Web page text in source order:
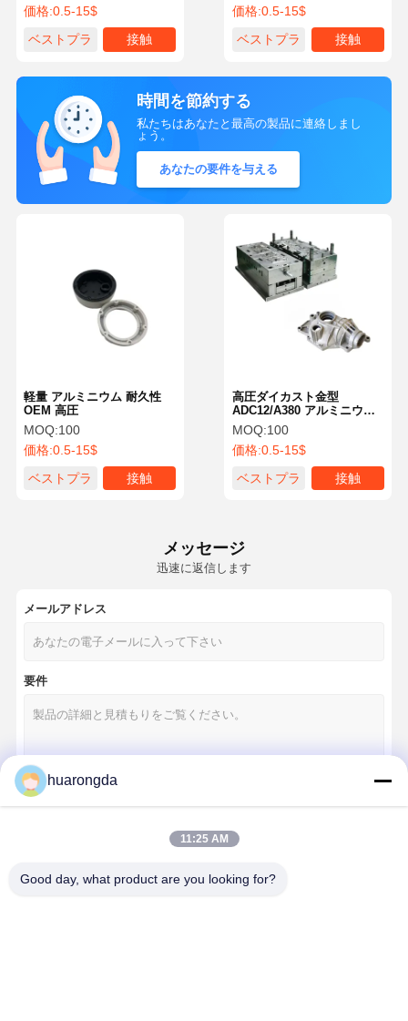
価格:0.5-15$
ベストプラ
接触
価格:0.5-15$
ベストプラ
接触
時間を節約する
私たちはあなたと最高の製品に連絡しまし
ょう。
あなたの要件を与える
高圧ダイカスト金型
ADC12/A380 アルミニウム
ダイカストサービス カスタ
ムOEM部品
MOQ:100
価格:0.5-15$
ベストプラ
接触
軽量 アルミニウム 耐久性
OEM 高圧
MOQ:100
価格:0.5-15$
ベストプラ
接触
メッセージ
迅速に返信します
メールアドレス
要件
huarongda
11:25 AM
Good day, what product are you looking for?